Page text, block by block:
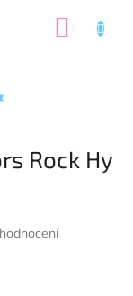
Rock Hy